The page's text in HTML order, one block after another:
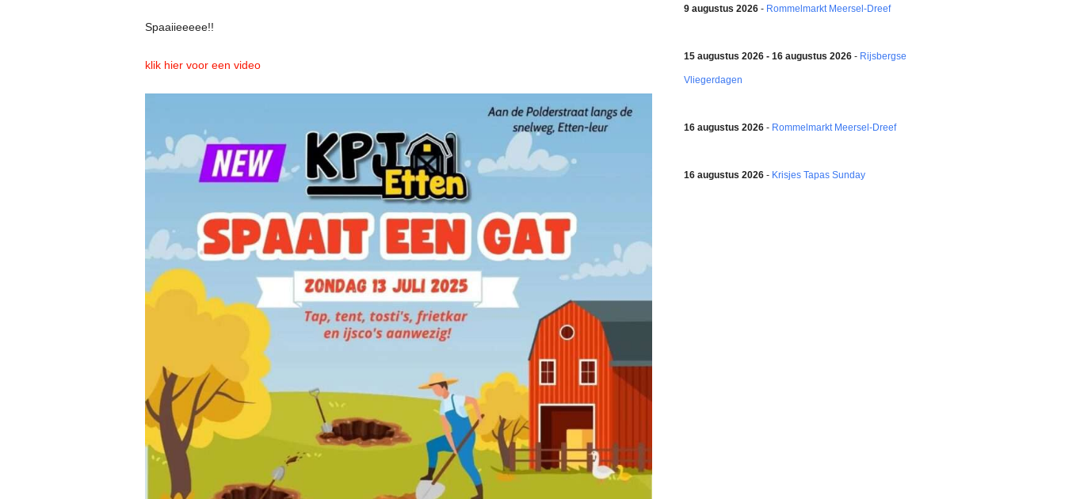
Spaaiieeeee!!
klik hier voor een video
9 augustus 2026- Rommelmarkt Meersel-Dreef
15 augustus 2026 - 16 augustus 2026- Rijsbergse
Vliegerdagen
16 augustus 2026- Rommelmarkt Meersel-Dreef
16 augustus 2026- Krisjes Tapas Sunday